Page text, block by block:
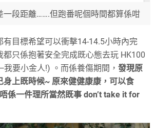
一段距離…….但跑番呢個時間都算係咁
有目標希望可以衝擊14-14.5小時內完
都只係抱著安全完成既心態去玩 HK100
我要小金人!) 。而係養傷期間，發現原
身上既時候~ 原來健健康康，可以食
係一件理所當然既事 don’t take it for